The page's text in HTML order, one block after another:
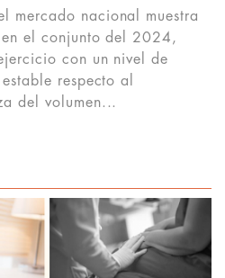
mercado nacional muestra
el conjunto del 2024,
con un nivel de
respecto al
del volumen...